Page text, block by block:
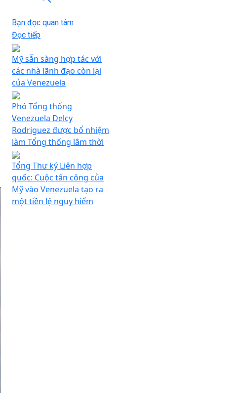
Bạn đọc quan tâm
Đọc tiếp
Mỹ sẵn sàng hợp tác với
các nhà lãnh đạo còn lại
của Venezuela
Phó Tổng thống
Venezuela Delcy
Rodriguez được bổ nhiệm
làm Tổng thống lâm thời
Tổng Thư ký Liên hợp
quốc: Cuộc tấn công của
Mỹ vào Venezuela tạo ra
một tiền lệ nguy hiểm